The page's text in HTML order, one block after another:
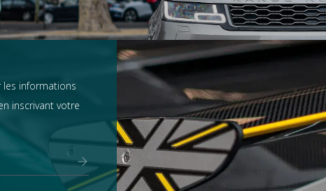
Range Rover
informations
inscrivant votre